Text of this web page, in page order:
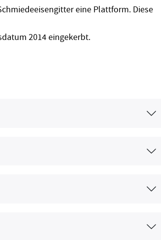
eine Plattform. Diese
2014 eingekerbt.